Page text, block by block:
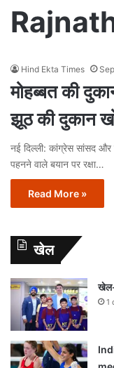
Hind Ekta Times
मोहब्बत की
झूठ की दुकान
नई दिल्ली: कांग्रेस सांसद और
पहनने वाले बयान पर रक्षा…
Read More »
खेल
खेल-
1